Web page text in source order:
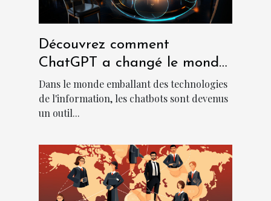
Découvrez comment
ChatGPT a changé le monde
des chatbots
Dans le monde emballant des technologies
de l'information, les chatbots sont devenus
un outil...